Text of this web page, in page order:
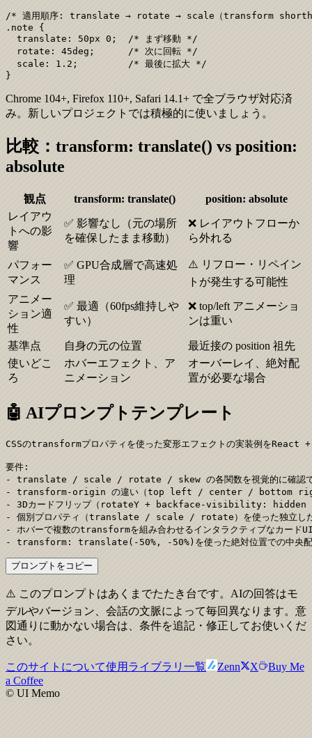
/* 適用順序: translate → rotate → scale（transform
.note {
  translate: 50px 0;  /* まず移動 */
  rotate: 45deg;      /* 次に回転 */
  scale: 1.2;         /* 最後に拡大 */
}
Chrome 104+, Firefox 110+, Safari 14.1+ で全ブラウザ対応済
み。新しいプロジェクトでは積極的に使いましょう。
比較：transform: translate() vs position:
absolute
観点 transform: translate()
position: absolute
レイアウ
トへの影
響
✅ 影響なし（元の場所
を確保したまま移動）
❌ レイアウトフローか
ら外れる
パフォー
マンス
✅ GPU合成層で高速処
理
⚠️ リフロー・リペイン
トが発生する可能性
アニメー
ション適
性
✅ 最適（60fps維持しや
すい）
❌ top/left アニメーショ
ンは重い
基準点 自身の元の位置
最近接の position 祖先
使いどこ
ろ
ホバーエフェクト、ア
ニメーション
オーバーレイ、絶対配
置が必要な場合
🤖 AIプロンプトテンプレート
CSSのtransformプロパティを使った変形エフェクトの実装例を
要件:
- translate / scale / rotate / skew の各関数を視覚的に確認でき
- transform-origin の違い（top left / center / bottom right）
- 3Dカードフリップ（rotateY + backface-visibility: hidden
- 個別プロパティ（translate / scale / rotate）を使った独立した
- ホバーで複数のtransformを組み合わせるインタラクティブなカード
- transform: translate(-50%, -50%)を使った絶対位置での中央配
プロンプトをコピー
⚠️ このプロンプトはあくまでたたき台です。AIの回答はモ
デルやバージョン、会話の文脈によって毎回異なります。意
図通りに動かない場合は、条件を追記・修正してお使いくだ
さい。
このサイトについて使用ライブラリ一覧 Zenn X
Buy Me
a Coffee
© UI Memo